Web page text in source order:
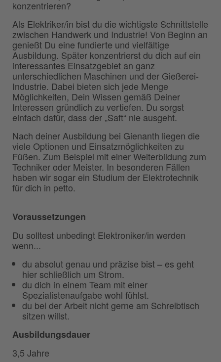
konzentrieren?
Als Elektriker/in bist du die wichtigste Schnittstelle
zwischen Handwerk und Industrie! Von Beginn an
genießt Du eine fundierte und vielfältige
Ausbildung. Später konzentrierst du dich auf ein
interessantes Einsatzgebiet an ganz
unterschiedlichen Maschinen und der Gießerei-
Industrie. Dabei bieten sich jede Menge
Möglichkeiten, Dein Wissen gemäß Deiner
Interessen gründlich zu vertiefen. Du sorgst
einfach dafür, dass der „Saft“ nie ausgeht.
Nach deiner Ausbildung bei Gienanth liegen die
viele Optionen und Einsatzmöglichkeiten zu
Füßen. Zum Beispiel mit einer Weiterbildung zum
Techniker oder Meister. In besonderen Fällen
haben wir sogar ein Studium der Elektrotechnik
für dich in petto.
Voraussetzungen
Du solltest unbedingt Elektroniker/in werden
wenn...
du absolut genau und präzise bist – es geht
hier schließlich um Strom.
du dich in einem Team mit einer
Spezialistenaufgabe wohl fühlst.
du bei der Arbeit nicht gerne am Schreibtisch
sitzen willst.
Ausbildungsdauer
3,5 Jahre